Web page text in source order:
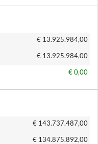
€ 13.925.984,00
€ 13.925.984,00
€ 0,00
€ 143.737.487,00
€ 134.875.892,00